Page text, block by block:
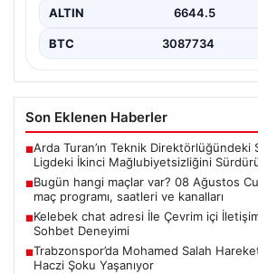
ALTIN 6644.5
BTC 3087734
Son Eklenen Haberler
■Arda Turan’ın Teknik Direktörlüğündeki
Ligdeki İkinci Mağlubiyetsizliğini
■Bugün hangi maçlar var? 08 Ağustos
maç programı, saatleri ve kanalları
■Kelebek chat adresi İle Çevrim içi
Sohbet Deneyimi
■Trabzonspor’da Mohamed Salah
Haczi Şoku Yaşanıyor